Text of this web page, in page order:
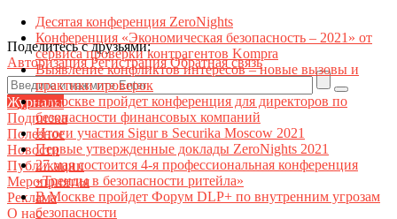
Поделитесь с друзьями:
АвторизацияРегистрацияОбратная связь
Журналы
Подписка
Полезное
Новости
Публикации
Мероприятия
Реклама
О нас
Десятая конференция ZeroNights
Конференция «Экономическая безопасность – 2021» от
сервиса проверки контрагентов Kompra
Выявление конфликтов интересов – новые вызовы и
практики проверок
В Москве пройдет конференция для директоров по
безопасности финансовых компаний
Итоги участия Sigur в Securika Moscow 2021
Первые утвержденные доклады ZeroNights 2021
27 мая состоится 4-я профессиональная конференция
«Тренды в безопасности ритейла»
В Москве пройдет Форум DLP+ по внутренним угрозам
безопасности